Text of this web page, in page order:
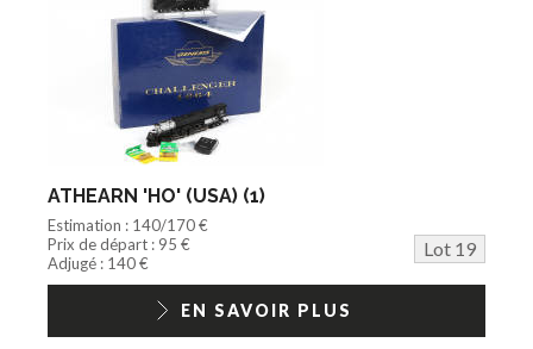
ATHEARN 'HO' (USA) (1)
Estimation : 140/170 €
Prix de départ : 95 €
Lot 19
Adjugé : 140 €
EN SAVOIR PLUS